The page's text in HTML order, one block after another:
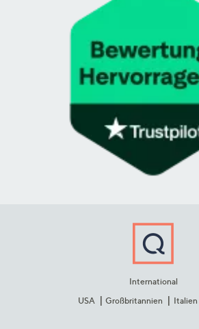
International
USA
Großbritannien Italien